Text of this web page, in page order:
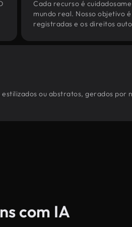
Cada recurso é
mundo real. Nosso objetivo
registradas e os direitos
ou abstratos, gerados por
com IA